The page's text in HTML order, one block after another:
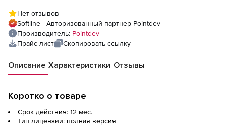
Нет отзывов
Softline - Авторизованный партнер Pointdev
Производитель: Pointdev
Прайс-лист
Скопировать ссылку
Описание Характеристики Отзывы
Коротко о товаре
Срок действия: 12 мес.
Тип лицензии: полная версия